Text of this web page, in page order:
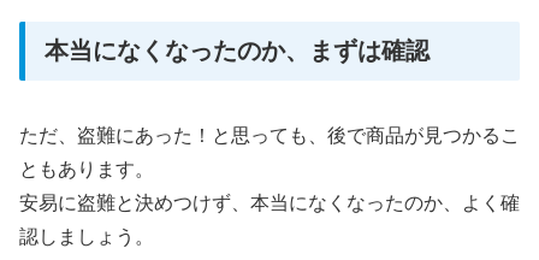
本当になくなったのか、まずは確認
ただ、盗難にあった！と思っても、後で商品が見つかるこ
ともあります。
安易に盗難と決めつけず、本当になくなったのか、よく確
認しましょう。